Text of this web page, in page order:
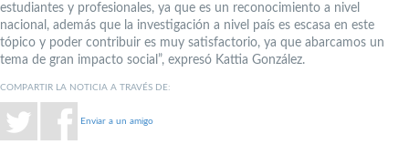
estudiantes y profesionales, ya que es un reconocimiento a nivel
nacional, además que la investigación a nivel país es escasa en este
tópico y poder contribuir es muy satisfactorio, ya que abarcamos un
tema de gran impacto social”, expresó Kattia González.
COMPARTIR LA NOTICIA A TRAVÉS DE:
Enviar a un amigo